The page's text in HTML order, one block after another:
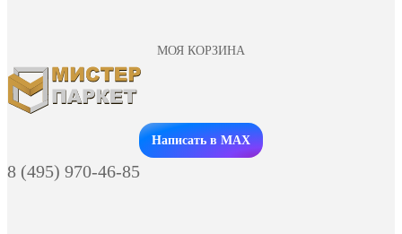
МОЯ КОРЗИНА
Заказать звонок
Написать в MAX
8 (495) 970-46-85